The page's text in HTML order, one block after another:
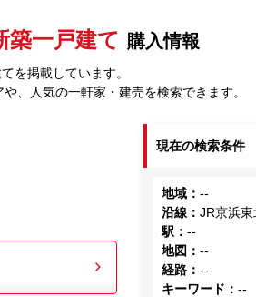
築一戸建て 購入情報
を掲載しています。
、人気の一軒家・建売を検索できます。
現在の検索条件
地域 ：--
沿線 ：JR京浜
駅 ：--
地図 ：--
経路 ：--
キーワード ：--